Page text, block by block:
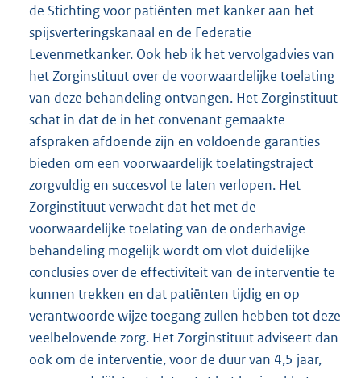
de Stichting voor patiënten met kanker aan het
spijsverteringskanaal en de Federatie
Levenmetkanker. Ook heb ik het vervolgadvies van
het Zorginstituut over de voorwaardelijke toelating
van deze behandeling ontvangen. Het Zorginstituut
schat in dat de in het convenant gemaakte
afspraken afdoende zijn en voldoende garanties
bieden om een voorwaardelijk toelatingstraject
zorgvuldig en succesvol te laten verlopen. Het
Zorginstituut verwacht dat het met de
voorwaardelijke toelating van de onderhavige
behandeling mogelijk wordt om vlot duidelijke
conclusies over de effectiviteit van de interventie te
kunnen trekken en dat patiënten tijdig en op
verantwoorde wijze toegang zullen hebben tot deze
veelbelovende zorg. Het Zorginstituut adviseert dan
ook om de interventie, voor de duur van 4,5 jaar,